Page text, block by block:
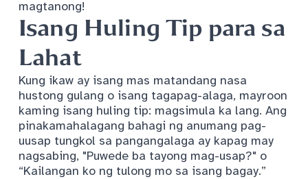
magtanong!
Isang Huling Tip para sa
Lahat
Kung ikaw ay isang mas matandang nasa
hustong gulang o isang tagapag-alaga, mayroon
kaming isang huling tip: magsimula ka lang. Ang
pinakamahalagang bahagi ng anumang pag-
uusap tungkol sa pangangalaga ay kapag may
nagsabing, "Puwede ba tayong mag-usap?" o
“Kailangan ko ng tulong mo sa isang bagay.”